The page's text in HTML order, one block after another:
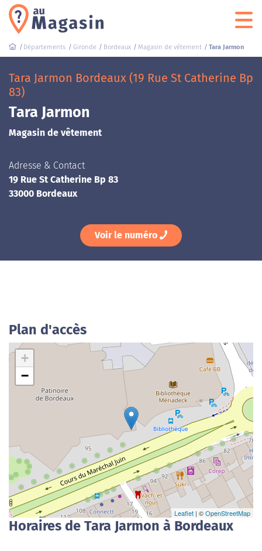
Départements Gironde Bordeaux Magasin de vêtement Tara Jarmon
Tara Jarmon Bordeaux (19 Rue St Catherine Bp
83)
Tara Jarmon
Magasin de vêtement
Adresse & Contact
19 Rue St Catherine Bp 83
33000 Bordeaux
Voir le numéro
Plan d'accès
+
−
Leaflet | ©OpenStreetMap
Horaires de Tara Jarmon à Bordeaux